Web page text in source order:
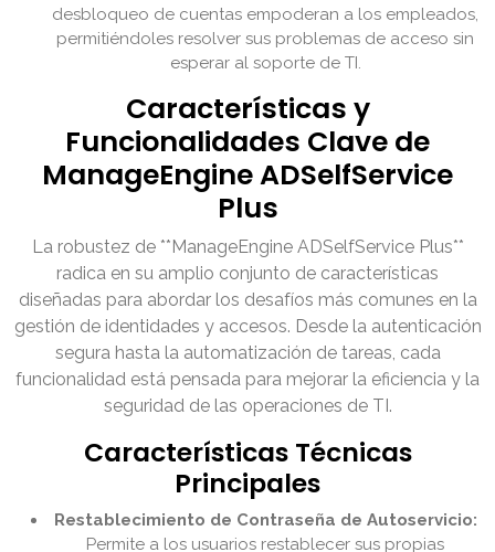
desbloqueo de cuentas empoderan a los empleados,
permitiéndoles resolver sus problemas de acceso sin
esperar al soporte de TI.
Características y
Funcionalidades Clave de
ManageEngine ADSelfService
Plus
La robustez de **ManageEngine ADSelfService Plus**
radica en su amplio conjunto de características
diseñadas para abordar los desafíos más comunes en la
gestión de identidades y accesos. Desde la autenticación
segura hasta la automatización de tareas, cada
funcionalidad está pensada para mejorar la eficiencia y la
seguridad de las operaciones de TI.
Características Técnicas
Principales
Restablecimiento de Contraseña de Autoservicio:
Permite a los usuarios restablecer sus propias